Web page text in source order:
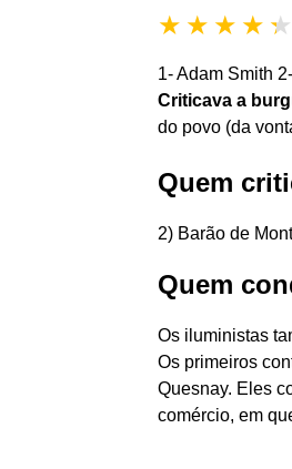
1- Adam Smith
Criticava a
do povo (da
Quem
2) Barão de
Quem
Os iluministas
Os primeiros
Quesnay. Eles
comércio, em